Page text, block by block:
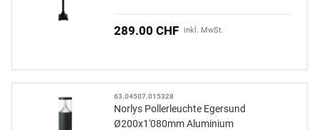
289.00 CHF inkl. MwSt.
63.04507.015328
Norlys Pollerleuchte Egersund
Ø200x1'080mm Aluminium